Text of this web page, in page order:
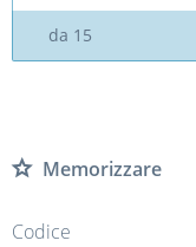
da 15
Memorizzare
Codice